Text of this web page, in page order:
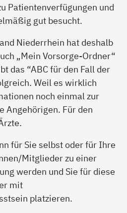
Patientenverfügungen und
gut besucht.
Niederrhein hat deshalb
„Mein Vorsorge-Ordner“
das “ABC für den Fall der
Weil es wirklich
noch einmal zur
Angehörigen. Für den
für Sie selbst oder für Ihre
Mitglieder zu einer
werden und Sie für diese
mit
platzieren.